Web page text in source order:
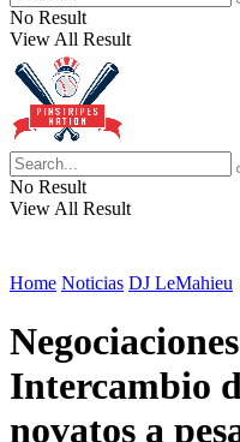
No Result
View All Result
No Result
View All Result
Home Noticias DJ LeMahieu
Intercambio
novatos a